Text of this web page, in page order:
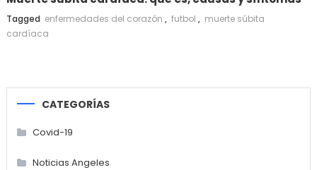
Tagged enfermedades del corazón , futbol , muerte súbita
cardíaca
CATEGORÍAS
Covid-19
Noticias Angeles